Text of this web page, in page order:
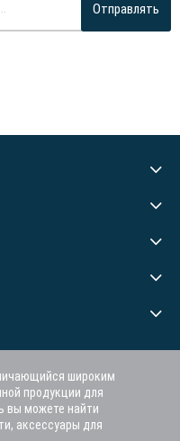
Отправлять
широким
продукции для
вы можете найти
аксессуары для